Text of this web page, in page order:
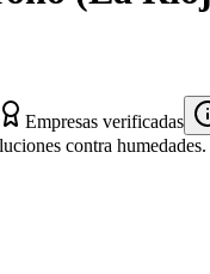
Empresas verificadas
contra humedades.